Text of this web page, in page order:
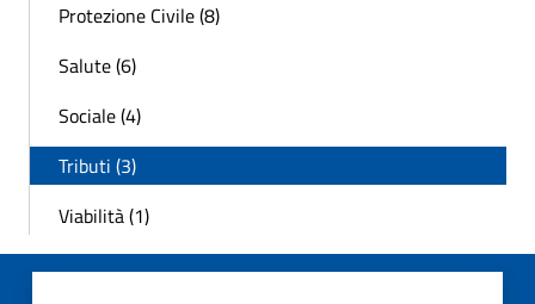
Protezione Civile (8)
Salute (6)
Sociale (4)
Tributi (3)
Viabilità (1)